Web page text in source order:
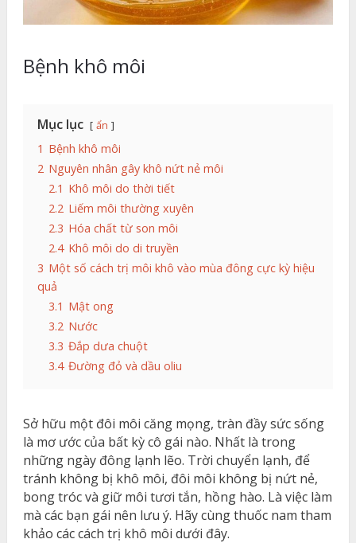
Bệnh khô môi
Mục lục ẩn
1 Bệnh khô môi
2 Nguyên nhân gây khô nứt nẻ môi
2.1 Khô môi do thời tiết
2.2 Liếm môi thường xuyên
2.3 Hóa chất từ son môi
2.4 Khô môi do di truyền
3 Một số cách trị môi khô vào mùa đông cực kỳ hiệu
quả
3.1 Mật ong
3.2 Nước
3.3 Đắp dưa chuột
3.4 Đường đỏ và dầu oliu
Sở hữu một đôi môi căng mọng, tràn đầy sức sống
là mơ ước của bất kỳ cô gái nào. Nhất là trong
những ngày đông lạnh lẽo. Trời chuyển lạnh, để
tránh không bị khô môi, đôi môi không bị nứt nẻ,
bong tróc và giữ môi tươi tắn, hồng hào. Là việc làm
mà các bạn gái nên lưu ý. Hãy cùng thuốc nam tham
khảo các cách trị khô môi dưới đây.